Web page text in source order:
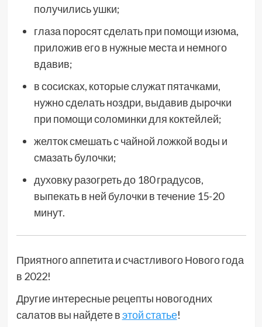
получились ушки;
глаза поросят сделать при помощи изюма,
приложив его в нужные места и немного
вдавив;
в сосисках, которые служат пятачками,
нужно сделать ноздри, выдавив дырочки
при помощи соломинки для коктейлей;
желток смешать с чайной ложкой воды и
смазать булочки;
духовку разогреть до 180 градусов,
выпекать в ней булочки в течение 15-20
минут.
Приятного аппетита и счастливого Нового года
в 2022!
Другие интересные рецепты новогодних
салатов вы найдете вэтой статье!